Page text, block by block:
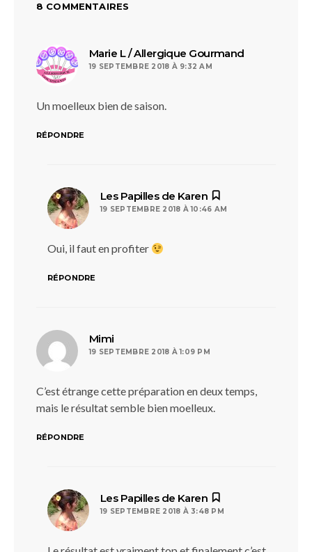
8 COMMENTAIRES
Marie L / Allergique Gourmand
19 SEPTEMBRE 2018 À 9:32 AM
Un moelleux bien de saison.
RÉPONDRE
Les Papilles de Karen
19 SEPTEMBRE 2018 À 10:46 AM
Oui, il faut en profiter
RÉPONDRE
Mimi
19 SEPTEMBRE 2018 À 1:09 PM
C’est étrange cette préparation en deux temps,
mais le résultat semble bien moelleux.
RÉPONDRE
Les Papilles de Karen
19 SEPTEMBRE 2018 À 3:48 PM